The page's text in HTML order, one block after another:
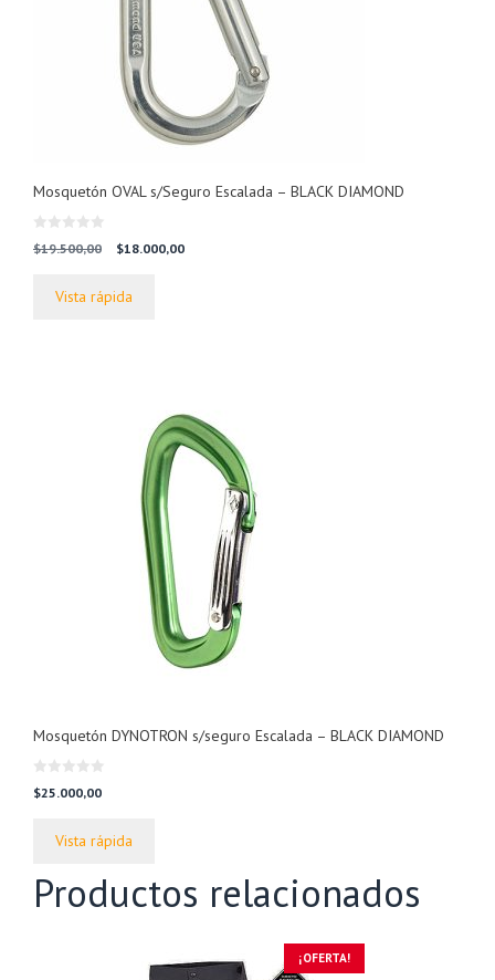
Mosquetón OVAL s/Seguro Escalada – BLACK DIAMOND
0
d
$19.500,00
El
original
era:
$18.000,00El
Vista rápida
Mosquetón DYNOTRON s/seguro Escalada – BLACK DIAMOND
0
d
$25.000,00
Vista rápida
Productos relacionados
¡OFERTA!